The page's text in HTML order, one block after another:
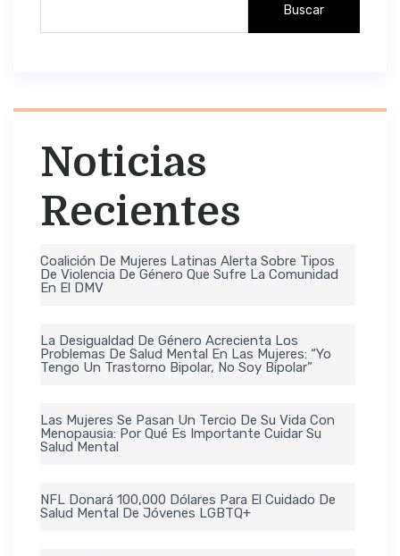
Buscar
Noticias
Recientes
Coalición De Mujeres Latinas Alerta Sobre Tipos
De Violencia De Género Que Sufre La Comunidad
En El DMV
La Desigualdad De Género Acrecienta Los
Problemas De Salud Mental En Las Mujeres: “Yo
Tengo Un Trastorno Bipolar, No Soy Bipolar”
Las Mujeres Se Pasan Un Tercio De Su Vida Con
Menopausia: Por Qué Es Importante Cuidar Su
Salud Mental
NFL Donará 100,000 Dólares Para El Cuidado De
Salud Mental De Jóvenes LGBTQ+